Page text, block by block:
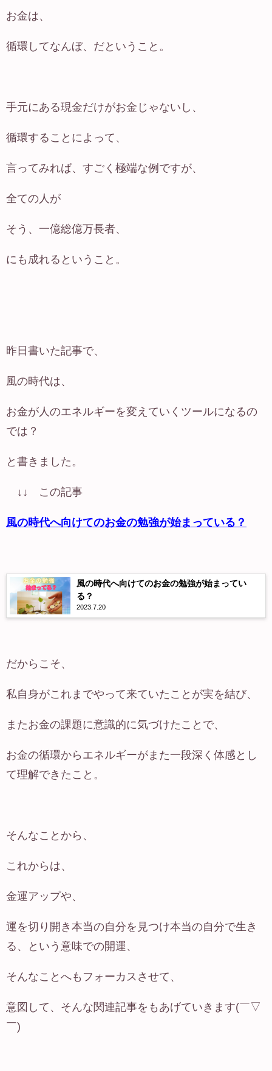
お金は、
循環してなんぼ、だということ。
手元にある現金だけがお金じゃないし、
循環することによって、
言ってみれば、すごく極端な例ですが、
全ての人が
そう、一億総億万長者、
にも成れるということ。
昨日書いた記事で、
風の時代は、
お金が人のエネルギーを変えていくツールになるの
では？
と書きました。
↓↓ この記事
風の時代へ向けてのお金の勉強が始まっている？
風の時代へ向けてのお金の勉強が始まってい
る？
2023.7.20
だからこそ、
私自身がこれまでやって来ていたことが実を結び、
またお金の課題に意識的に気づけたことで、
お金の循環からエネルギーがまた一段深く体感とし
て理解できたこと。
そんなことから、
これからは、
金運アップや、
運を切り開き本当の自分を見つけ本当の自分で生き
る、という意味での開運、
そんなことへもフォーカスさせて、
意図して、そんな関連記事をもあげていきます(￣▽
￣)ゞ